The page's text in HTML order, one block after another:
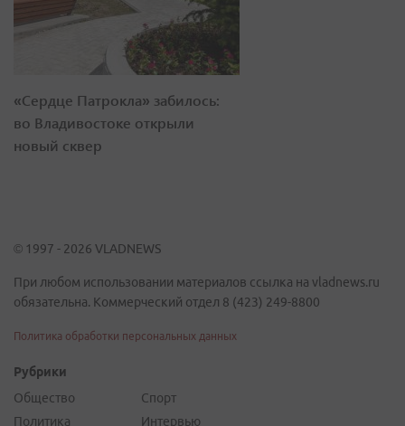
«Сердце Патрокла» забилось:
во Владивостоке открыли
новый сквер
© 1997 - 2026 VLADNEWS
При любом использовании материалов ссылка на vladnews.ru
обязательна. Коммерческий отдел 8 (423) 249-8800
Политика обработки персональных данных
Рубрики
Общество
Политика
Спорт
Интервью